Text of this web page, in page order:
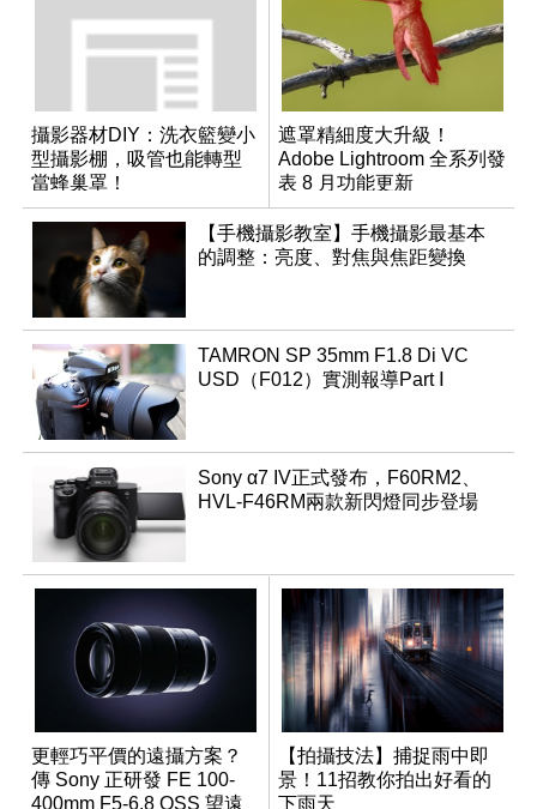
攝影器材DIY：洗衣籃變小
型攝影棚，吸管也能轉型
當蜂巢罩！
遮罩精細度大升級！
Adobe Lightroom 全系列發
表 8 月功能更新
【手機攝影教室】手機攝影最基本
的調整：亮度、對焦與焦距變換
TAMRON SP 35mm F1.8 Di VC
USD（F012）實測報導Part Ⅰ
Sony α7 IV正式發布，F60RM2、
HVL-F46RM兩款新閃燈同步登場
更輕巧平價的遠攝方案？
傳 Sony 正研發 FE 100-
400mm F5-6.8 OSS 望遠
【拍攝技法】捕捉雨中即
景！11招教你拍出好看的
下雨天